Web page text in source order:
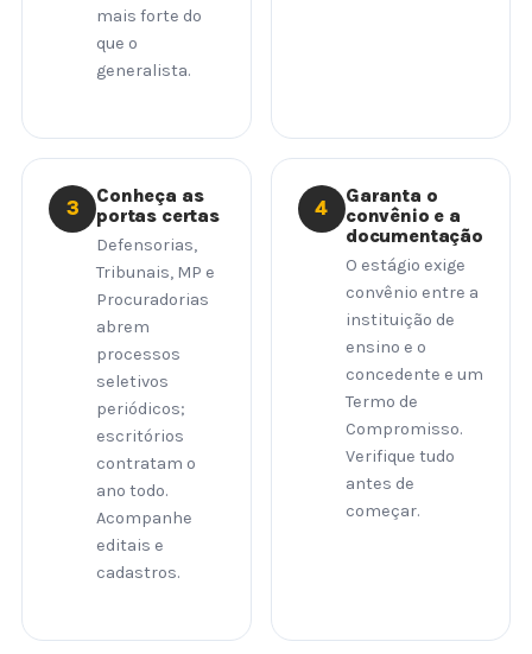
mais forte do
que o
generalista.
3
Conheça as
portas certas
Defensorias,
Tribunais, MP e
Procuradorias
abrem
processos
seletivos
periódicos;
escritórios
contratam o
ano todo.
Acompanhe
editais e
cadastros.
4
Garanta o
convênio e a
documentação
O estágio exige
convênio entre a
instituição de
ensino e o
concedente e um
Termo de
Compromisso.
Verifique tudo
antes de
começar.